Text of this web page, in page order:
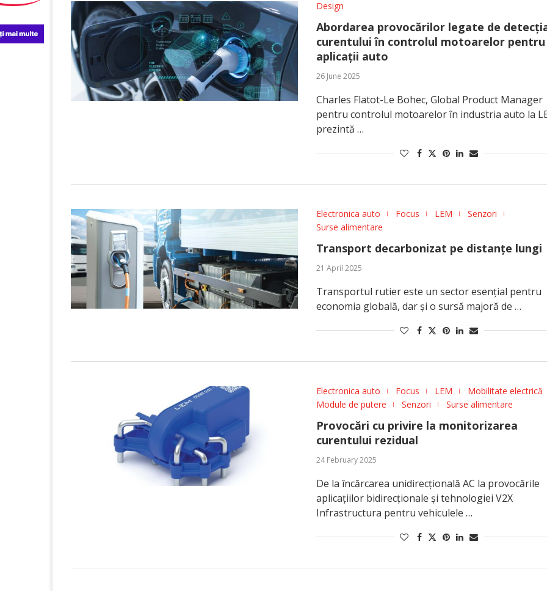
Design
Abordarea provocărilor legate de
curentului în controlul motoarelor pentru
aplicații auto
26 June 2025
Charles Flatot-Le Bohec, Global Product Manager
pentru controlul motoarelor în industria auto la
prezintă …
Electronica auto Focus LEM
Senzori
Surse alimentare
Transport decarbonizat pe distanțe lungi
21 April 2025
Transportul rutier este un sector esențial pentru
economia globală, dar și o sursă majoră de …
Electronica auto Focus LEM
Mobilitate electrică
Module de putere
Senzori Surse alimentare
Provocări cu privire la monitorizarea
curentului rezidual
24 February 2025
De la încărcarea unidirecțională AC la provocările
aplicațiilor bidirecționale și tehnologiei V2X
Infrastructura pentru vehiculele …